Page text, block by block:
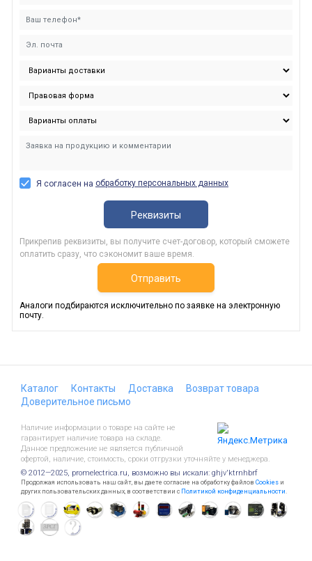
Я согласен на обработку персональных данных
Реквизиты
Прикрепив реквизиты, вы получите счет-договор, который сможете
оплатить сразу, что сэкономит ваше время.
Отправить
Аналоги подбираются исключительно по заявке на электронную
почту.
Каталог Контакты Доставка
Возврат товара
Доверительное письмо
Наличие информации о товаре на сайте не
гарантирует наличие товара на складе.
Данное предложение не является публичной
офертой, наличие, стоимость, сроки отгрузки уточняйте у менеджера.
© 2012—2025, promelectrica.ru, возможно вы искали: ghjv'ktrnhbrf
Продолжая использовать наш сайт, вы даете согласие на обработку файлов Cookies и
других пользовательских данных, в соответствии с Политикой конфиденциальности.